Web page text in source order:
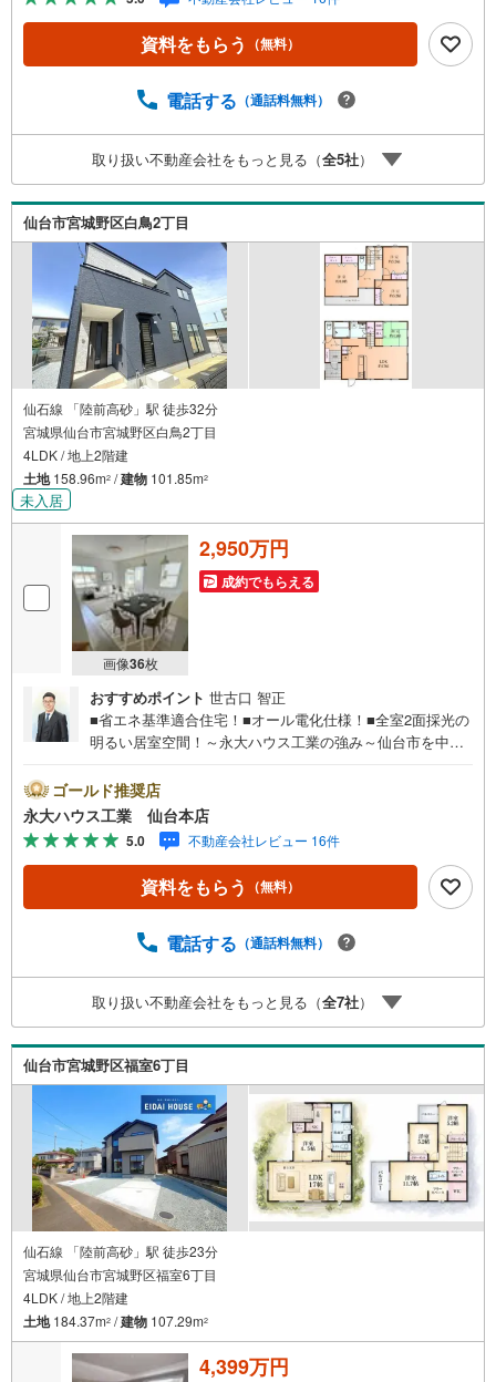
施設、子育て環境や行政などの地域情報を総合し、お客様
により良い物件選びをして頂けるよう、しっかりとサポー
トさせて頂きます。2.＜経験豊富なスタッフ＞当社では
関する様々なご質問はもちろん、ご購入時に気になる住宅
す。各店舗ではキッズスペースも完備！お子様連れのご家
族様で是非お越しください。営業時間:10:00～18:00（定休
日火・水曜日※店舗により変動あり）現地のご案内も可能で
すので、どうぞお気軽にお問い合わせください！
資料をもらう （無料）
電話する （通話料無料）
取り扱い不動産会社をもっと見る（全5社）
仙台市宮城野区白鳥2丁目
仙石線 「陸前高砂」駅 徒歩32分
宮城県仙台市宮城野区白鳥2丁目
4LDK / 地上2階建
土地158.96m2 /建物 101.85m2
未入居
画像36枚
2,950万円
成約でもらえる
おすすめポイント 世古口 智正
■省エネ基準適合住宅！■オール電化仕様！■全室2面採光の
明るい居室空間！～永大ハウス工業の強み～仙台市を中心
大きく2つに分けてご紹介！1.＜豊富な不動産知識＞戸建・
マンション・土地...と種別を問わず不動産を取り扱ってお
ります。更に教育施設や商業施設、子育て環境や行政など
の地域情報を総合し、お客様により良い物件選びをして頂
けるよう、しっかりとサポートさせて頂きます。2.＜経験
豊富なスタッフ＞当社では【購入】【売却】【引っ越し】
ん、ご購入時に気になる住宅ローン各種税金についても、
スも完備！お子様連れのご家族様で是非お越しください。
営業時間:10:00～18:00（定休日火・水曜日※店舗により変
動あり）現地のご案内も可能ですので、どうぞお気軽にお
問い合わせください！
ゴールド推奨店
永大ハウス工業 仙台本店
5.0 不動産会社レビュー 16件
資料をもらう （無料）
電話する （通話料無料）
取り扱い不動産会社をもっと見る（全7社）
仙台市宮城野区福室6丁目
仙石線 「陸前高砂」駅 徒歩23分
宮城県仙台市宮城野区福室6丁目
4LDK / 地上2階建
土地184.37m2 /建物 107.29m2
4,399万円